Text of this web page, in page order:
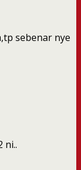
sebenar nye
ni..